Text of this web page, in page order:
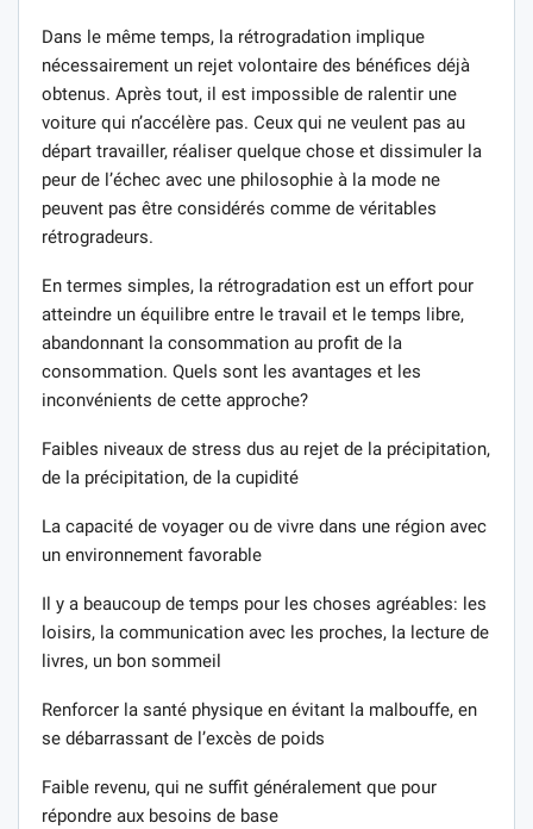
Dans le même temps, la rétrogradation implique
nécessairement un rejet volontaire des bénéfices déjà
obtenus. Après tout, il est impossible de ralentir une
voiture qui n’accélère pas. Ceux qui ne veulent pas au
départ travailler, réaliser quelque chose et dissimuler la
peur de l’échec avec une philosophie à la mode ne
peuvent pas être considérés comme de véritables
rétrogradeurs.
En termes simples, la rétrogradation est un effort pour
atteindre un équilibre entre le travail et le temps libre,
abandonnant la consommation au profit de la
consommation. Quels sont les avantages et les
inconvénients de cette approche?
Faibles niveaux de stress dus au rejet de la précipitation,
de la précipitation, de la cupidité
La capacité de voyager ou de vivre dans une région avec
un environnement favorable
Il y a beaucoup de temps pour les choses agréables: les
loisirs, la communication avec les proches, la lecture de
livres, un bon sommeil
Renforcer la santé physique en évitant la malbouffe, en
se débarrassant de l’excès de poids
Faible revenu, qui ne suffit généralement que pour
répondre aux besoins de base